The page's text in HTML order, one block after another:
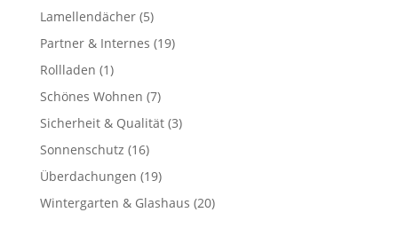
Lamellendächer(5)
Partner & Internes (19)
Rollladen (1)
Schönes Wohnen (7)
Sicherheit & Qualität(3)
Sonnenschutz (16)
Überdachungen (19)
Wintergarten & Glashaus (20)